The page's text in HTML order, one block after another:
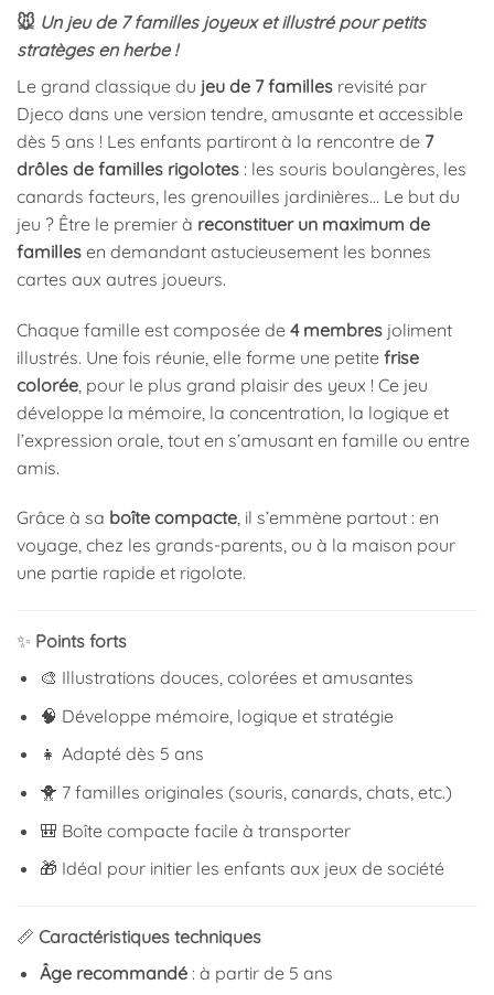
🐭 Un jeu de 7 familles joyeux et illustré pour petits
stratèges en herbe !
Le grand classique du jeu de 7 familles revisité par
Djeco dans une version tendre, amusante et accessible
dès 5 ans ! Les enfants partiront à la rencontre de 7
drôles de familles rigolotes : les souris boulangères, les
canards facteurs, les grenouilles jardinières… Le but du
jeu ? Être le premier à reconstituer un maximum de
familles en demandant astucieusement les bonnes
cartes aux autres joueurs.
Chaque famille est composée de 4 membres joliment
illustrés. Une fois réunie, elle forme une petite frise
colorée , pour le plus grand plaisir des yeux ! Ce jeu
développe la mémoire, la concentration, la logique et
l’expression orale, tout en s’amusant en famille ou entre
amis.
Grâce à sa boîte compacte, il s’emmène partout : en
voyage, chez les grands-parents, ou à la maison pour
une partie rapide et rigolote.
✨ Points forts
🎨 Illustrations douces, colorées et amusantes
🧠 Développe mémoire, logique et stratégie
👧 Adapté dès 5 ans
🐥 7 familles originales (souris, canards, chats, etc.)
🎒 Boîte compacte facile à transporter
🎁 Idéal pour initier les enfants aux jeux de société
📏 Caractéristiques techniques
Âge recommandé: à partir de 5 ans